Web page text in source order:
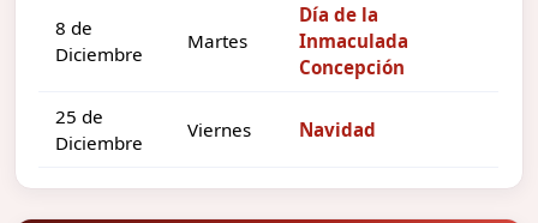
8 de
Diciembre
Martes
Día de la
Inmaculada
Concepción
25 de
Diciembre
Viernes Navidad